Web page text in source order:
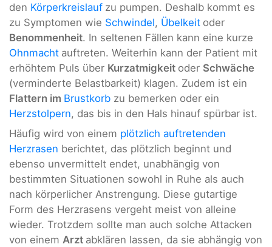
den Körperkreislauf zu pumpen. Deshalb kommt es
zu Symptomen wie Schwindel, Übelkeit oder
Benommenheit. In seltenen Fällen kann eine kurze
Ohnmacht auftreten. Weiterhin kann der Patient mit
erhöhtem Puls über Kurzatmigkeit oder Schwäche
(verminderte Belastbarkeit) klagen. Zudem ist ein
Flattern im Brustkorb zu bemerken oder ein
Herzstolpern, das bis in den Hals hinauf spürbar ist.
Häufig wird von einem plötzlich auftretenden
Herzrasen berichtet, das plötzlich beginnt und
ebenso unvermittelt endet, unabhängig von
bestimmten Situationen sowohl in Ruhe als auch
nach körperlicher Anstrengung. Diese gutartige
Form des Herzrasens vergeht meist von alleine
wieder. Trotzdem sollte man auch solche Attacken
von einem Arzt abklären lassen, da sie abhängig von